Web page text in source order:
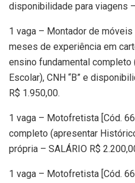
disponibilidade para viagens
1 vaga – Montador de
meses de experiência em
ensino fundamental
Escolar), CNH “B” e
R$ 1.950,00.
1 vaga – Motofretista [Cód.
completo (apresentar
própria – SALÁRIO R$
1 vaga – Motofretista [Cód.